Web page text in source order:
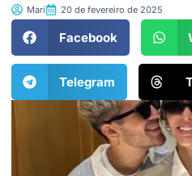
Mari 20 de fevereiro de 2025
Facebook
Telegram